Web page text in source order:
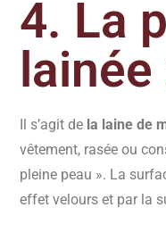
4. La
lainée
Il s’agit de la laine de
vêtement, rasée ou
pleine peau ». La
effet velours et par la